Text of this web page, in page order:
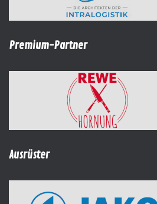
Premium-Partner
Ausrüster